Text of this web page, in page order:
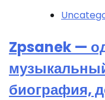
Zpsanek —
биография,